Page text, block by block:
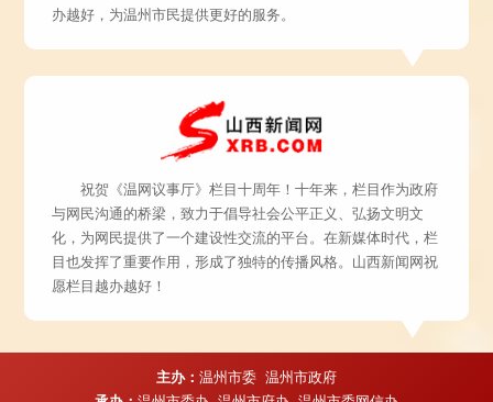
办越好，为温州市民提供更好的服务。
祝贺《温网议事厅》栏目十周年！十年来，栏目作为政府
与网民沟通的桥梁，致力于倡导社会公平正义、弘扬文明文
化，为网民提供了一个建设性交流的平台。在新媒体时代，栏
目也发挥了重要作用，形成了独特的传播风格。山西新闻网祝
愿栏目越办越好！
主办： 温州市委 温州市政府